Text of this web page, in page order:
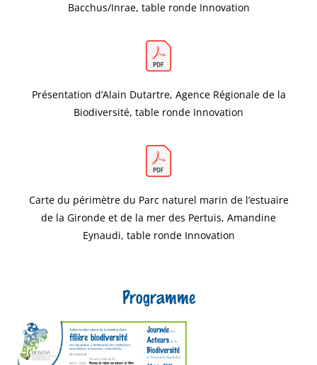
Bacchus/Inrae, table ronde Innovation
Présentation d’Alain Dutartre, Agence Régionale de la
Biodiversité, table ronde Innovation
Carte du périmètre du Parc naturel marin de l’estuaire
de la Gironde et de la mer des Pertuis, Amandine
Eynaudi, table ronde Innovation
Programme